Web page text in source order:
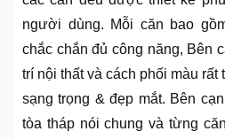
người dùng. Mỗi căn bao
chắc chắn đủ công năng, Bên
trí nội thất và cách phối màu rất
sạng trọng & đẹp mắt. Bên
tòa tháp nói chung và từng